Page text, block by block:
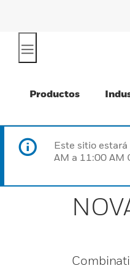
Productos
Este sitio
AM a 11:00 AM